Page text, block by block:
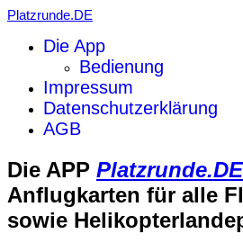
Platzrunde.DE
Die App
Bedienung
Impressum
Datenschutzerklärung
AGB
Die APP Platzrunde.DE
Anflugkarten für alle
sowie